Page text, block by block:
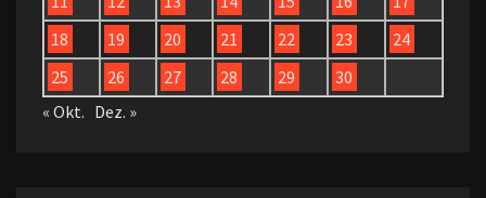
18
19 20 21 22 23
24
25
26 27 28 29
30
« Okt. Dez. »